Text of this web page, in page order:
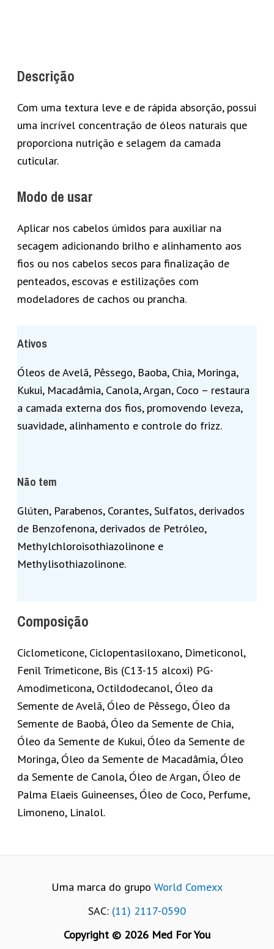
Descrição
Com uma textura leve e de rápida absorção, possui
uma incrível concentração de óleos naturais que
proporciona nutrição e selagem da camada
cuticular.
Modo de usar
Aplicar nos cabelos úmidos para auxiliar na
secagem adicionando brilho e alinhamento aos
fios ou nos cabelos secos para finalização de
penteados, escovas e estilizações com
modeladores de cachos ou prancha.
Ativos
Óleos de Avelã, Pêssego, Baoba, Chia, Moringa,
Kukui, Macadâmia, Canola, Argan, Coco – restaura
a camada externa dos fios, promovendo leveza,
suavidade, alinhamento e controle do frizz.
Não tem
Glúten, Parabenos, Corantes, Sulfatos, derivados
de Benzofenona, derivados de Petróleo,
Methylchloroisothiazolinone e
Methylisothiazolinone.
Composição
Ciclometicone, Ciclopentasiloxano, Dimeticonol,
Fenil Trimeticone, Bis (C13-15 alcoxi) PG-
Amodimeticona, Octildodecanol, Óleo da
Semente de Avelã, Óleo de Pêssego, Óleo da
Semente de Baobá, Óleo da Semente de Chia,
Óleo da Semente de Kukui, Óleo da Semente de
Moringa, Óleo da Semente de Macadâmia, Óleo
da Semente de Canola, Óleo de Argan, Óleo de
Palma Elaeis Guineenses, Óleo de Coco, Perfume,
Limoneno, Linalol.
Uma marca do grupo World Comexx
SAC: (11) 2117-0590
Copyright © 2026 Med For You